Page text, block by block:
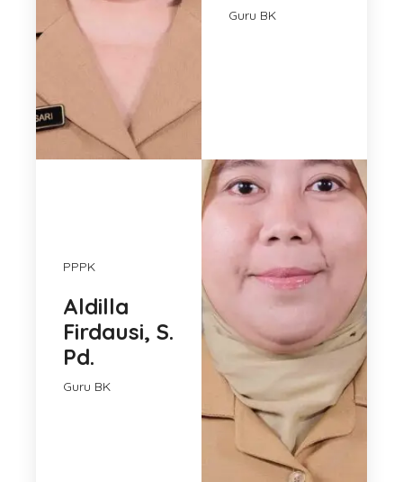
Guru BK
PPPK
Aldilla
Firdausi, S.
Pd.
Guru BK